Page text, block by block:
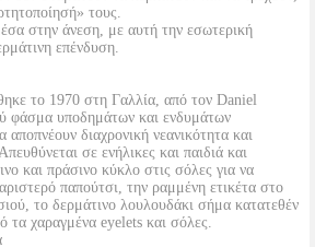
τους.
στην άνεση, με αυτή την εσωτερική
επένδυση.
το 1970 στη Γαλλία, από τον Daniel
φάσμα υποδημάτων και ενδυμάτων
διαχρονική νεανικότητα και
σε ενήλικες και παιδιά και
και πράσινο κύκλο στις σόλες για να
παπούτσι, την ραμμένη ετικέτα στο
το δερμάτινο λουλουδάκι σήμα κατατεθέν
τα χαραγμένα eyelets και σόλες.